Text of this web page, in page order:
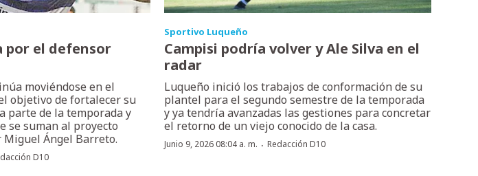
por el defensor
moviéndose en el
objetivo de fortalecer su
parte de la temporada y
se suman al proyecto
Ángel Barreto.
D10
Sportivo Luqueño
Campisi podría volver y Ale Silva en el
radar
Luqueño inició los trabajos de conformación de su
plantel para el segundo semestre de la temporada
y ya tendría avanzadas las gestiones para concretar
el retorno de un viejo conocido de la casa.
Junio 9, 2026 08:04 a. m. · Redacción D10